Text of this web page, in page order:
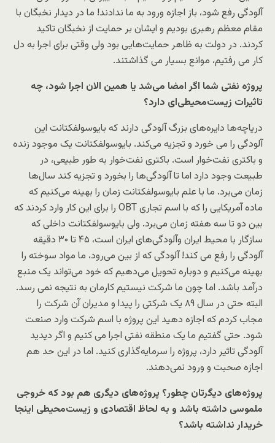
آلودگی رفع شود، باز اجازه ورود به ما ندادند! ما در دیدار نخبگان با
مقام معظم رهبری بودیم و ایشان بر حمایت از نخبگان تاکید
کردند. در دولت به ظاهر حمایت‌هایی بود ولی وقتی برای اجرا به دل
کار می رفتیم، موانع بسیار می گذاشتند.
پروژه نفتی شما اگر امضا می‌شد یا همین الان اجرا شود، چه
تاثیرات زیست‌محیطی‌ای دارد؟
دریاچه‌ها دایره‌های بزرگ آلودگی دارند که بایوسولفکتانت این
آلودگی را می خورد و تجزیه می‌کند. بایوسولفکتانت یک موجود زنده
و باکتری نفت‌خوار است. باکتری نفت‌خوار به طور طبیعی، در
طبیعت وجود دارد اما تا آلودگی‌ها را بخورد و تجزیه کند سال‌ها
زمان می‌برد. ما با علم بایوسولفکتانت زمان را بهینه می‌کنیم که
ماده آمریکایی را که با اسم تجاری OBT‌ را برای این کار وارد کردند که
بین دو تا سه هفته زمان می‌برد. ولی بایوسولفکتانت داخلی که
سازگار با محیط ایران وآلودگی‌های ایران است، ۴۵ تا ۳۰ دقیقه
آلودگی را رفع می کند! آلودگی که از بین می‌رود، ما مواد سوخته را
بهینه می‌کنیم و دوباره تحویل می‌دهیم که خود می‌تواند یک منبع
درآمد باشد. اما چون ما شرکت نیستیم کارمان به نتیجه نمی رسد.
البته حتی در سال ۸۹ یک شرکتی را پیدا و مدیران آن شرکت را
مجاب کردم که اجازه دهید این پروژه با اسم شرکت وارد صنعت
شود. حتی گفتیم ما یک منطقه نفتی اجرا می کنیم و اگر دیدید
آلودگی تاثیر دارد، پروژه را سرمایه‌گذاری کنید. اما در این حد هم
اجازه صحبت و ورود نمی‌دهند.
پروژه‌های دیگرتان چطور؟ پروژه‌‌های دیگری هم بود که خروجی
ملموسی داشته باشد و به لحاظ اقتصادی و زیست‌محیطی اینجا
خریدار نداشته باشد؟